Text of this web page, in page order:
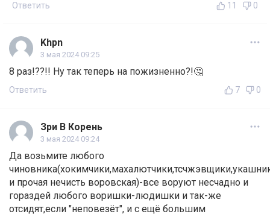
Ответить 11 0
Khpn
3 мая 2024 09:25
8 раз!??!! Ну так теперь на пожизненно?!🤔
Ответить 7 0
Зри В Корень
3 мая 2024 09:24
Да возьмите любого
и прочая нечисть воровская)-все воруют несчадно и
гораздей любого воришки-людишки и так-же
отсидят,если "неповезёт", и с ещё большим